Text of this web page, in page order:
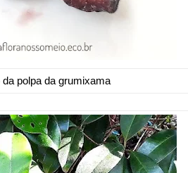
polpa da grumixama